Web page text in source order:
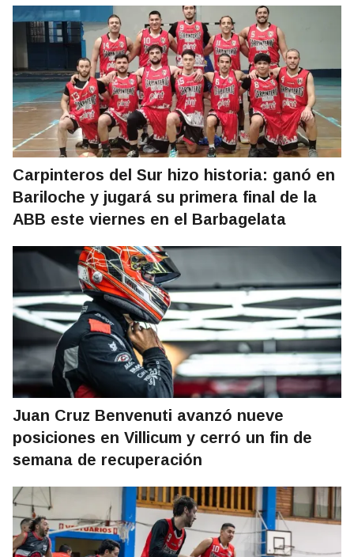
Carpinteros del Sur hizo historia: ganó en
Bariloche y jugará su primera final de la
ABB este viernes en el Barbagelata
Juan Cruz Benvenuti avanzó nueve
posiciones en Villicum y cerró un fin de
semana de recuperación